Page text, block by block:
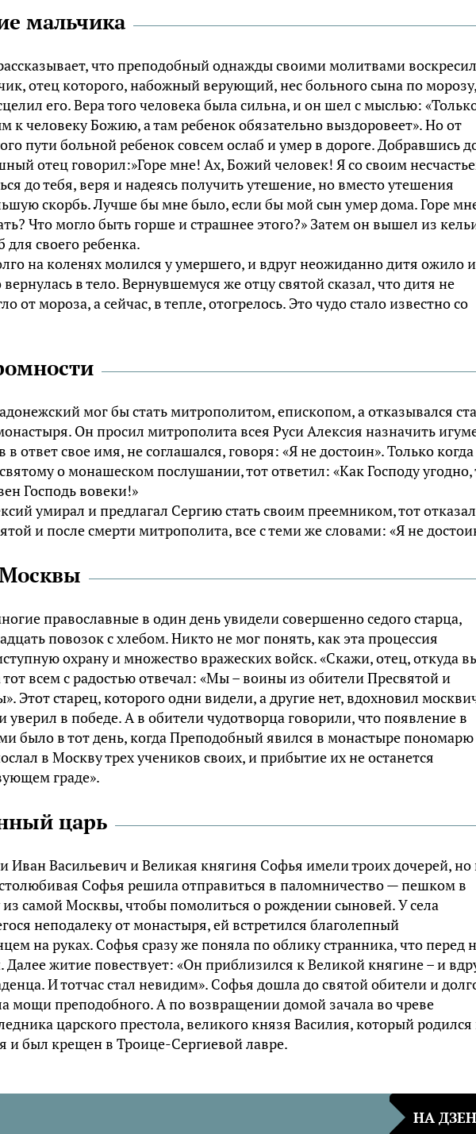
мальчика
что преподобный однажды своими молитвами воскресил
отец которого, набожный верующий, нес больного сына по морозу,
его. Вера того человека была сильна, и он шел с мыслью:
к человеку Божию, а там ребенок обязательно выздоровеет». Но от
пути больной ребенок совсем ослаб и умер в дороге. Добравшись
отец говорил:»Горе мне! Ах, Божий человек! Я со своим
до тебя, веря и надеясь получить утешение, но вместо утешения
скорбь. Лучше бы мне было, если бы мой сын умер дома. Горе
Что могло быть горше и страшнее этого?» Затем он вышел из
своего ребенка.
на коленях молился у умершего, и вдруг неожиданно дитя ожило и
в тело. Вернувшемуся же отцу святой сказал, что дитя не
от мороза, а сейчас, в тепле, отогрелось. Это чудо стало известно со
мог бы стать митрополитом, епископом, а отказывался
Он просил митрополита всея Руси Алексия назначить
ответ свое имя, не соглашался, говоря: «Я не достоин». Только когда
о монашеском послушании, тот ответил: «Как Господу угодно,
Господь вовеки!»
умирал и предлагал Сергию стать своим преемником, тот
и после смерти митрополита, все с теми же словами: «Я не
православные в один день увидели совершенно седого старца,
повозок с хлебом. Никто не мог понять, как эта процессия
охрану и множество вражеских войск. «Скажи, отец, откуда
всем с радостью отвечал: «Мы – воины из обители Пресвятой и
Этот старец, которого одни видели, а другие нет, вдохновил
в победе. А в обители чудотворца говорили, что появление в
было в тот день, когда Преподобный явился в монастыре пономарю
в Москву трех учеников своих, и прибытие их не останется
граде».
царь
Иван Васильевич и Великая княгиня Софья имели троих дочерей, но
Софья решила отправиться в паломничество — пешком в
самой Москвы, чтобы помолиться о рождении сыновей. У села
неподалеку от монастыря, ей встретился благолепный
на руках. Софья сразу же поняла по облику странника, что перед
житие повествует: «Он приблизился к Великой княгине – и
И тотчас стал невидим». Софья дошла до святой обители и
мощи преподобного. А по возвращении домой зачала во чреве
царского престола, великого князя Василия, который родился
и был крещен в Троице-Сергиевой лавре.
НА ДЗЕН